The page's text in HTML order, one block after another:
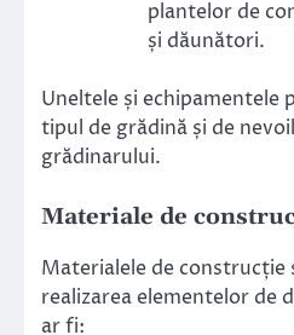
plantelor de
și dăunători.
Uneltele și echipamentele
tipul de grădină și de
grădinarului.
Materiale de
Materialele de construcție
realizarea elementelor de
ar fi: